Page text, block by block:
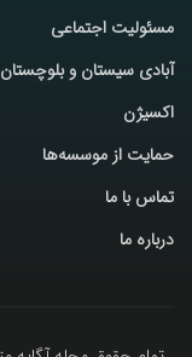
مسئولیت اجتماعی
آبادی سیستان و بلوچستان
اکسیژن
حمایت از موسسه‌ها
تماس با ما
درباره ما